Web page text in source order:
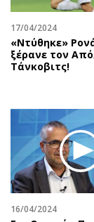
Βιβλίο
Χειρόγραφα
17/04/2024
«Ντύθηκε»
ξέρανε τον
Τάνκοβιτς!
16/04/2024